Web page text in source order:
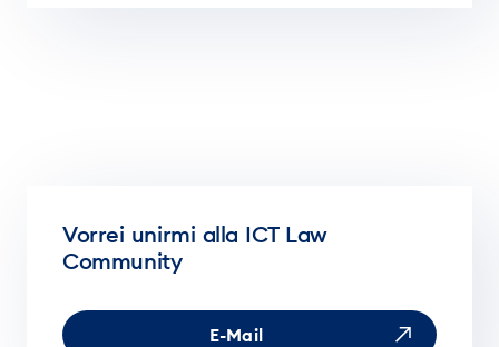
Vorrei unirmi alla ICT Law
Community
E-Mail